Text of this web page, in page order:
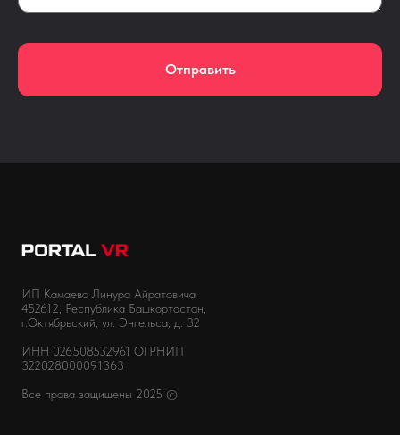
Отправить
ИП Камаева Линура Айратовича
452612, Республика Башкортостан,
г.Октябрьский, ул. Энгельса, д. 32
ИНН 026508532961 ОГРНИП
322028000091363
Все права защищены 2025 ©